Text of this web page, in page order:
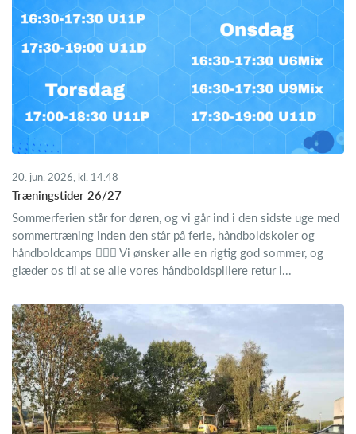
20. jun. 2026, kl. 14.48
Træningstider 26/27
Sommerferien står for døren, og vi går ind i den sidste uge med
sommertræning inden den står på ferie, håndboldskoler og
håndboldcamps 🤾🏼‍♂️ Vi ønsker alle en rigtig god sommer, og
glæder os til at se alle vores håndboldspillere retur i...